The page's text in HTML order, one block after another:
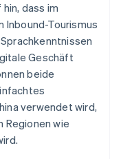
dass im
Inbound-Tourismus
Geschäft
beide
verwendet wird,
Regionen wie